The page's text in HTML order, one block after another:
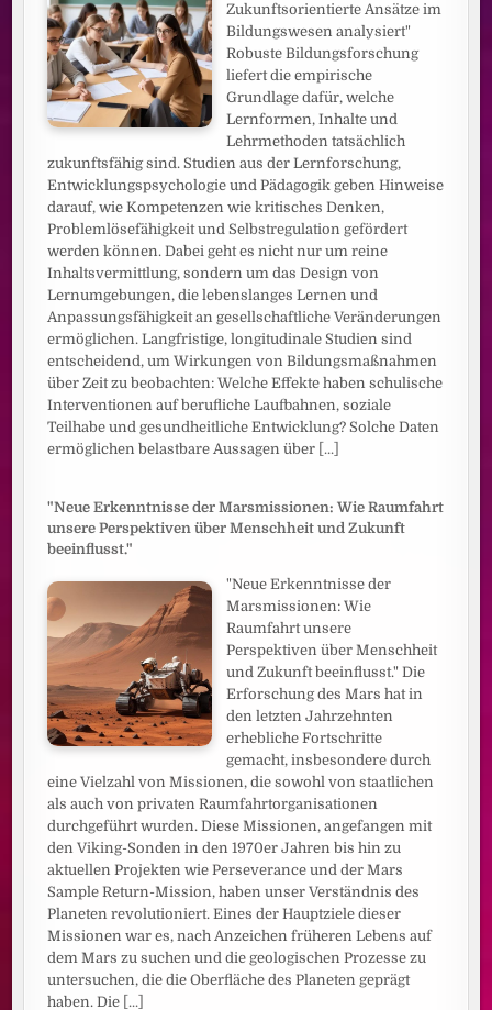
Zukunftsorientierte Ansätze im
Bildungswesen analysiert"
Robuste Bildungsforschung
liefert die empirische
Grundlage dafür, welche
Lernformen, Inhalte und
Lehrmethoden tatsächlich
zukunftsfähig sind. Studien aus der Lernforschung,
Entwicklungspsychologie und Pädagogik geben Hinweise
darauf, wie Kompetenzen wie kritisches Denken,
Problemlösefähigkeit und Selbstregulation gefördert
werden können. Dabei geht es nicht nur um reine
Inhaltsvermittlung, sondern um das Design von
Lernumgebungen, die lebenslanges Lernen und
Anpassungsfähigkeit an gesellschaftliche Veränderungen
ermöglichen. Langfristige, longitudinale Studien sind
entscheidend, um Wirkungen von Bildungsmaßnahmen
über Zeit zu beobachten: Welche Effekte haben schulische
Interventionen auf berufliche Laufbahnen, soziale
Teilhabe und gesundheitliche Entwicklung? Solche Daten
ermöglichen belastbare Aussagen über [...]
"Neue Erkenntnisse der Marsmissionen: Wie Raumfahrt
unsere Perspektiven über Menschheit und Zukunft
beeinflusst."
"Neue Erkenntnisse der
Marsmissionen: Wie
Raumfahrt unsere
Perspektiven über Menschheit
und Zukunft beeinflusst." Die
Erforschung des Mars hat in
den letzten Jahrzehnten
erhebliche Fortschritte
gemacht, insbesondere durch
eine Vielzahl von Missionen, die sowohl von staatlichen
als auch von privaten Raumfahrtorganisationen
durchgeführt wurden. Diese Missionen, angefangen mit
den Viking-Sonden in den 1970er Jahren bis hin zu
aktuellen Projekten wie Perseverance und der Mars
Sample Return-Mission, haben unser Verständnis des
Planeten revolutioniert. Eines der Hauptziele dieser
Missionen war es, nach Anzeichen früheren Lebens auf
dem Mars zu suchen und die geologischen Prozesse zu
untersuchen, die die Oberfläche des Planeten geprägt
haben. Die [...]